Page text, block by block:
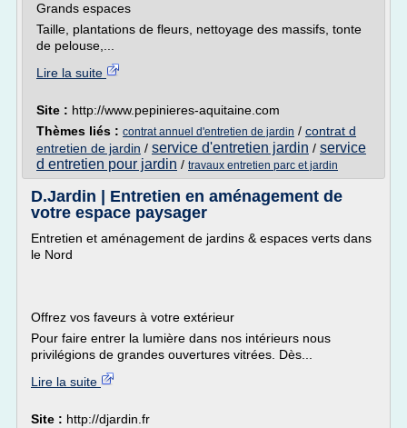
Grands espaces
Taille, plantations de fleurs, nettoyage des massifs, tonte
de pelouse,...
Lire la suite
Site : http://www.pepinieres-aquitaine.com
Thèmes liés : contrat annuel d'entretien de jardin / contrat d
entretien de jardin / service d'entretien jardin / service
d entretien pour jardin / travaux entretien parc et jardin
D.Jardin | Entretien en aménagement de
votre espace paysager
Entretien et aménagement de jardins & espaces verts dans
le Nord
Offrez vos faveurs à votre extérieur
Pour faire entrer la lumière dans nos intérieurs nous
privilégions de grandes ouvertures vitrées. Dès...
Lire la suite
Site : http://djardin.fr